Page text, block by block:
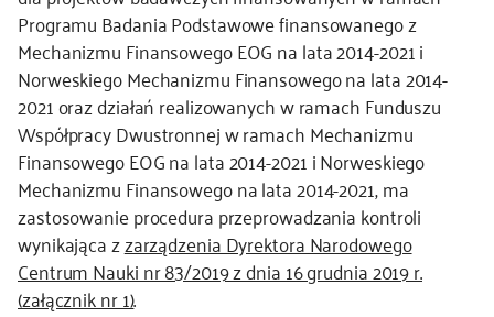
Programu Badania Podstawowe finansowanego z
Mechanizmu Finansowego EOG na lata 2014-2021 i
Norweskiego Mechanizmu Finansowego na lata 2014-
2021 oraz działań realizowanych w ramach Funduszu
Współpracy Dwustronnej w ramach Mechanizmu
Finansowego EOG na lata 2014-2021 i Norweskiego
Mechanizmu Finansowego na lata 2014-2021, ma
zastosowanie procedura przeprowadzania kontroli
wynikająca zzarządzenia Dyrektora Narodowego
Centrum Nauki nr 83/2019 z dnia 16 grudnia 2019 r.
(załącznik nr 1).